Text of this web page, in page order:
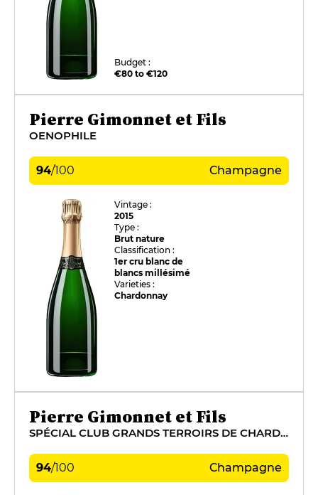
Budget :
€80 to €120
Pierre Gimonnet et Fils
OENOPHILE
94/100 Champagne
Vintage :
2015
Type :
Brut nature
Classification :
1er cru blanc de
blancs millésimé
Varieties :
Chardonnay
Pierre Gimonnet et Fils
SPÉCIAL CLUB GRANDS TERROIRS DE CHARDONNAY
94/100 Champagne